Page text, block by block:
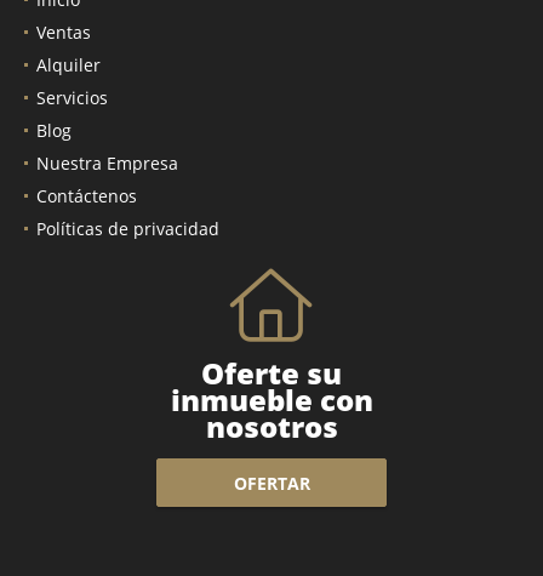
Ventas
Alquiler
Servicios
Blog
Nuestra Empresa
Contáctenos
Políticas de privacidad
Oferte su
inmueble con
nosotros
OFERTAR